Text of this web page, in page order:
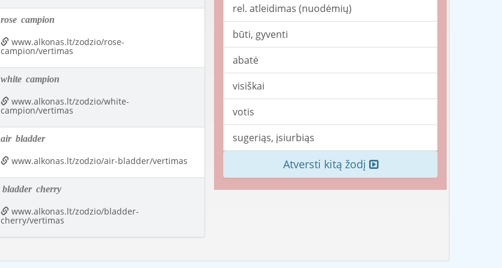
rose campion
www.alkonas.lt/zodzio/rose-
campion/vertimas
white campion
www.alkonas.lt/zodzio/white-
campion/vertimas
air bladder
www.alkonas.lt/zodzio/air-bladder/vertimas
bladder cherry
www.alkonas.lt/zodzio/bladder-
cherry/vertimas
rel. atleidimas (nuodėmių)
būti, gyventi
abatė
visiškai
votis
sugeriąs, įsiurbiąs
Atversti kitą žodį